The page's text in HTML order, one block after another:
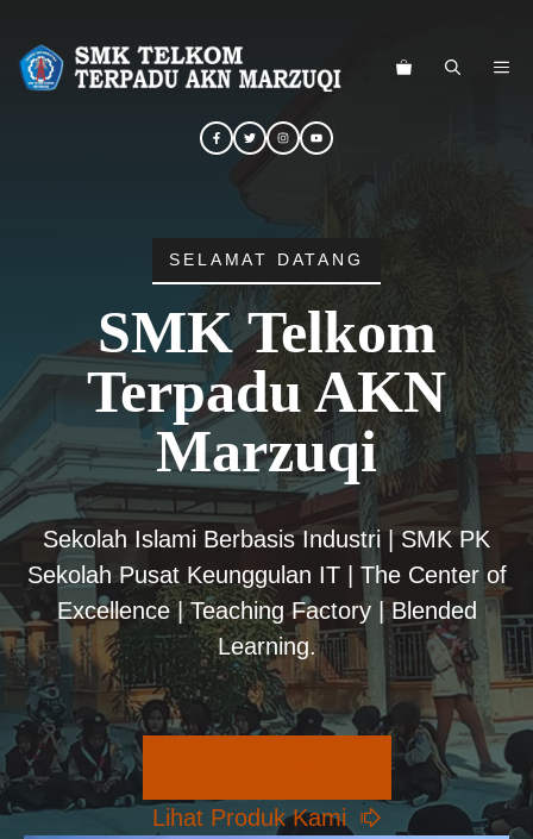
SELAMAT DATANG
SMK Telkom
Terpadu AKN
Marzuqi
Sekolah Islami Berbasis Industri | SMK PK
Sekolah Pusat Keunggulan IT | The Center of
Excellence | Teaching Factory | Blended
Learning.
Lihat Produk Kami